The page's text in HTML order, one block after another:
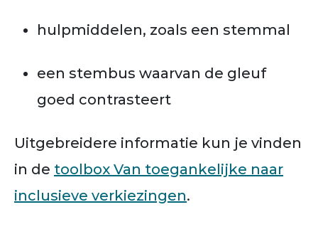
hulpmiddelen, zoals een stemmal
een stembus waarvan de gleuf
goed contrasteert
Uitgebreidere informatie kun je vinden
in de toolbox Van toegankelijke naar
inclusieve verkiezingen.